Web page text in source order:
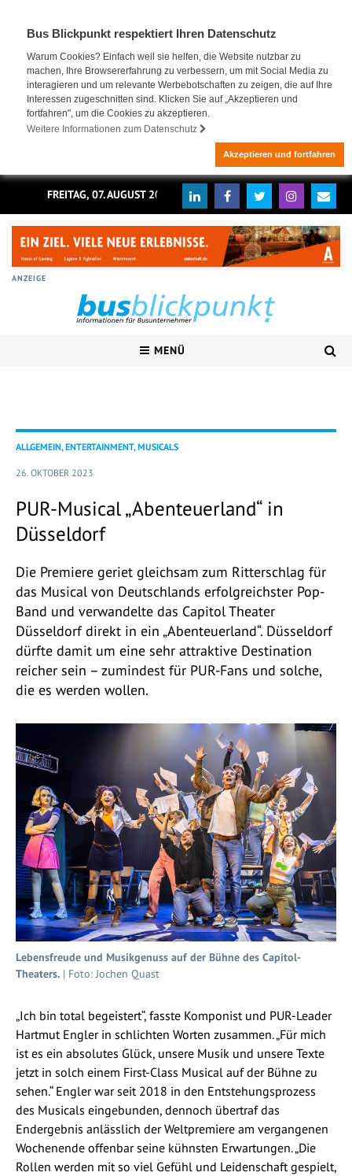
Bus Blickpunkt respektiert Ihren Datenschutz
Warum Cookies? Einfach weil sie helfen, die Website nutzbar zu
machen, Ihre Browsererfahrung zu verbessern, um mit Social Media zu
interagieren und um relevante Werbebotschaften zu zeigen, die auf Ihre
Interessen zugeschnitten sind. Klicken Sie auf „Akzeptieren und
fortfahren", um die Cookies zu akzeptieren.
Weitere Informationen zum Datenschutz
Akzeptieren und fortfahren
FREITAG, 07. AUGUST 2026
ANZEIGE
MENÜ
ALLGEMEIN, ENTERTAINMENT, MUSICALS
26. OKTOBER 2023
PUR-Musical „Abenteuerland“ in
Düsseldorf
Die Premiere geriet gleichsam zum Ritterschlag für
das Musical von Deutschlands erfolgreichster Pop-
Band und verwandelte das Capitol Theater
Düsseldorf direkt in ein „Abenteuerland“. Düsseldorf
dürfte damit um eine sehr attraktive Destination
reicher sein – zumindest für PUR-Fans und solche,
die es werden wollen.
Lebensfreude und Musikgenuss auf der Bühne des Capitol-
Theaters. | Foto: Jochen Quast
„Ich bin total begeistert“, fasste Komponist und PUR-Leader
Hartmut Engler in schlichten Worten zusammen. „Für mich
ist es ein absolutes Glück, unsere Musik und unsere Texte
jetzt in solch einem First-Class Musical auf der Bühne zu
sehen.“ Engler war seit 2018 in den Entstehungsprozess
des Musicals eingebunden, dennoch übertraf das
Endergebnis anlässlich der Weltpremiere am vergangenen
Wochenende offenbar seine kühnsten Erwartungen. „Die
Rollen werden mit so viel Gefühl und Leidenschaft gespielt,